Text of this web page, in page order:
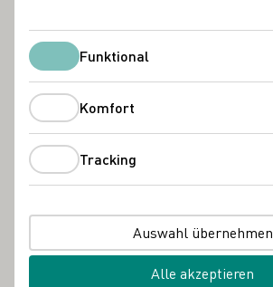
FunktionalFunktional
Komfort
Tracking
Auswahl übernehmen
Alle akzeptieren